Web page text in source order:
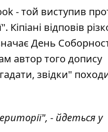
- той виступив
відповів
День
автор того допису
звідки"
- йдеться у